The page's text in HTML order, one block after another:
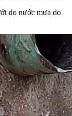
do nước mưa do